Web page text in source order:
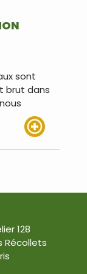
sont
brut dans
128
Récollets